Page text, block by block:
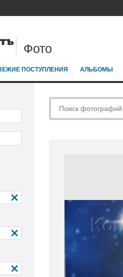
Фото
ПОСТУПЛЕНИЯ АЛЬБОМЫ